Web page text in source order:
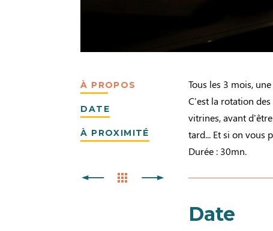
À PROPOS
DATE
À PROXIMITÉ
Tous les 3 mois,
C'est la rotation
vitrines, avant
tard... Et si on vous
Durée : 30mn.
Date